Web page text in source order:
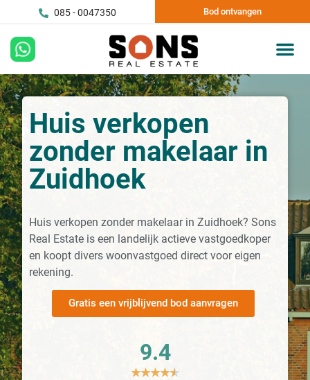
085 - 0047350 Bod ontvangen
Huis verkopen
zonder makelaar in
Zuidhoek
Huis verkopen zonder makelaar in Zuidhoek? Sons
Real Estate is een landelijk actieve vastgoedkoper
en koopt divers woonvastgoed direct voor eigen
rekening.
Gratis een vrijblijvend bod aanvragen
9.4
★★★★★